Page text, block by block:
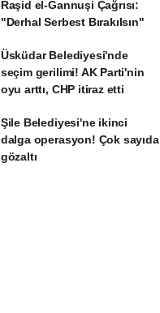
Raşid el-Gannuşi Çağrısı:
"Derhal Serbest Bırakılsın"
Üsküdar Belediyesi'nde
seçim gerilimi! AK Parti'nin
oyu arttı, CHP itiraz etti
Şile Belediyesi'ne ikinci
dalga operasyon! Çok sayıda
gözaltı